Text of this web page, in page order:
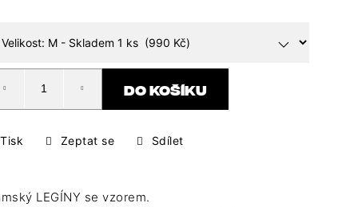
DO KOŠÍKU
Tisk Zeptat se Sdílet
LEGÍNY se vzorem.